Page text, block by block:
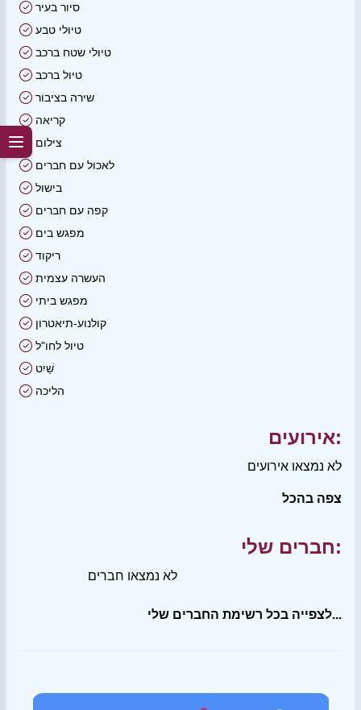
סיור בעיר
טיולי טבע
טיולי שטח ברכב
טיול ברכב
שירה בציבור
קריאה
צילום
לאכול עם חברים
בישול
קפה עם חברים
מפגש בים
ריקוד
העשרה עצמית
מפגש ביתי
קולנוע-תיאטרון
טיול לחו"ל
שַׁיִט
הליכה
אירועים:
לא נמצאו אירועים
צפה בהכל
חברים שלי:
לא נמצאו חברים
לצפייה בכל רשימת החברים שלי...